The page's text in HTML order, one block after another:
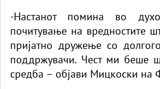
-Настанот помина во
почитување на вредностите
пријатно дружење со
поддржувачи. Чест ми беше
средба – објави Мицкоски на